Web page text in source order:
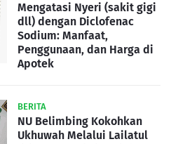
Mengatasi Nyeri (sakit gigi
dll) dengan Diclofenac
Sodium: Manfaat,
Penggunaan, dan Harga di
Apotek
BERITA
NU Belimbing Kokohkan
Ukhuwah Melalui Lailatul